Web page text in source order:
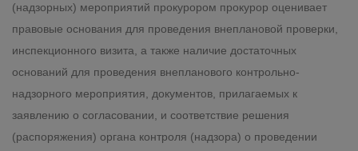
(надзорных) мероприятий прокурором прокурор оценивает
правовые основания для проведения внеплановой проверки,
инспекционного визита, а также наличие достаточных
оснований для проведения внепланового контрольно-
надзорного мероприятия, документов, прилагаемых к
заявлению о согласовании, и соответствие решения
(распоряжения) органа контроля (надзора) о проведении